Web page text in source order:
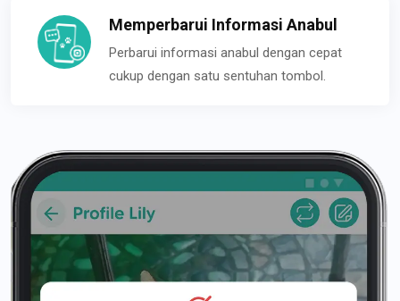
Memperbarui Informasi Anabul
Perbarui informasi anabul dengan cepat
cukup dengan satu sentuhan tombol.